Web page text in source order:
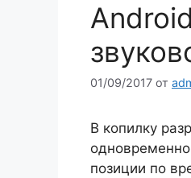
01/09/2017 от
В копилку
позиции по